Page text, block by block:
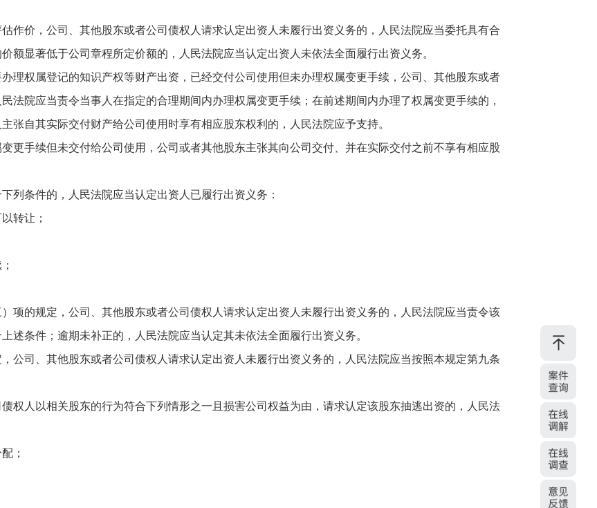
价，公司、其他股东或者公司债权人请求认定出资人未履行出资义务的，人民法院应当委托具有合
额显著低于公司章程所定价额的，人民法院应当认定出资人未依法全面履行出资义务。
权属登记的知识产权等财产出资，已经交付公司使用但未办理权属变更手续，公司、其他股东或者
法院应当责令当事人在指定的合理期间内办理权属变更手续；在前述期间内办理了权属变更手续的，
张自其实际交付财产给公司使用时享有相应股东权利的，人民法院应予支持。
手续但未交付给公司使用，公司或者其他股东主张其向公司交付、并在实际交付之前不享有相应股
条件的，人民法院应当认定出资人已履行出资义务：
转让；
的规定，公司、其他股东或者公司债权人请求认定出资人未履行出资义务的，人民法院应当责令该
述条件；逾期未补正的，人民法院应当认定其未依法全面履行出资义务。
司、其他股东或者公司债权人请求认定出资人未履行出资义务的，人民法院应当按照本规定第九条
人以相关股东的行为符合下列情形之一且损害公司权益为由，请求认定该股东抽逃出资的，人民法
；